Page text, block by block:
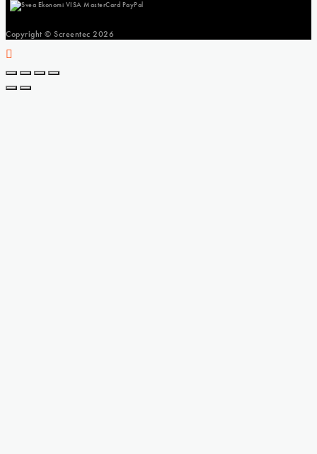
Copyright © Screentec 2026